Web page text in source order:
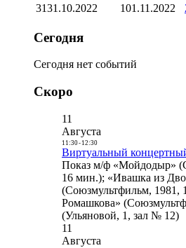
3131.10.2022 101.11.2022
Сегодня
Сегодня нет событий
Скоро
11
Августа
11:30- 12:30
Виртуальный
Показ м/ф «Мойдодыр»
16 мин.); «Ивашка из
(Союзмультфильм, 1981,
Ромашкова»
(Ульяновой, 1, зал № 12)
11
Августа